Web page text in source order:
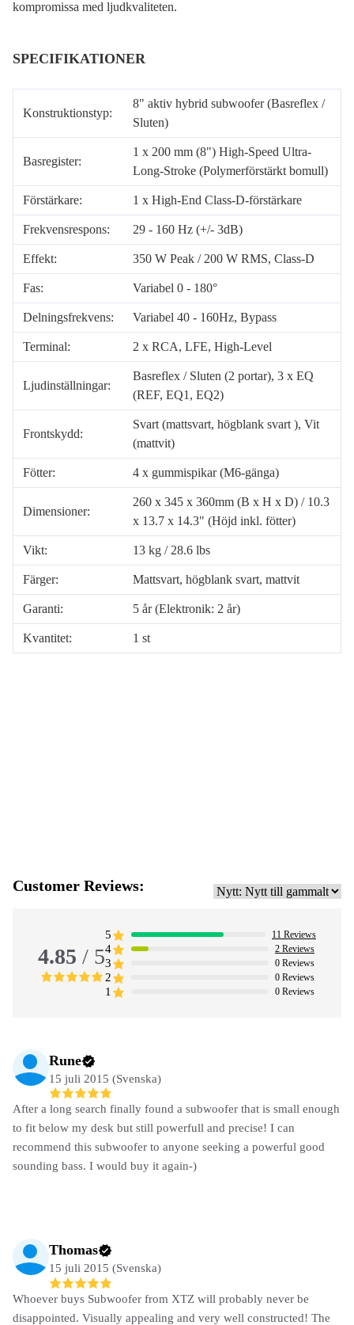
kompromissa med ljudkvaliteten.
SPECIFIKATIONER
Konstruktionstyp:
8" aktiv hybrid subwoofer (Basreflex /
Sluten)
Basregister:
1 x 200 mm (8") High-Speed Ultra-
Long-Stroke (Polymerförstärkt bomull)
Förstärkare: 1 x High-End Class-D-förstärkare
Frekvensrespons: 29 - 160 Hz (+/- 3dB)
Effekt: 350 W Peak / 200 W RMS, Class-D
Fas: Variabel 0 - 180°
Delningsfrekvens: Variabel 40 - 160Hz, Bypass
Terminal: 2 x RCA, LFE, High-Level
Ljudinställningar:
Basreflex / Sluten (2 portar), 3 x EQ
(REF, EQ1, EQ2)
Frontskydd:
Svart (mattsvart, högblank svart ), Vit
(mattvit)
Fötter: 4 x gummispikar (M6-gänga)
Dimensioner:
260 x 345 x 360mm (B x H x D) / 10.3
x 13.7 x 14.3" (Höjd inkl. fötter)
Vikt: 13 kg / 28.6 lbs
Färger: Mattsvart, högblank svart, mattvit
Garanti: 5 år (Elektronik: 2 år)
Kvantitet: 1 st
Customer Reviews:
4.85 / 5
5 11 Reviews
4 2 Reviews
3 0 Reviews
2 0 Reviews
1 0 Reviews
Rune
15 juli 2015 (Svenska)
After a long search finally found a subwoofer that is small enough
to fit below my desk but still powerfull and precise! I can
recommend this subwoofer to anyone seeking a powerful good
sounding bass. I would buy it again-)
Thomas
15 juli 2015 (Svenska)
Whoever buys Subwoofer from XTZ will probably never be
disappointed. Visually appealing and very well constructed! The